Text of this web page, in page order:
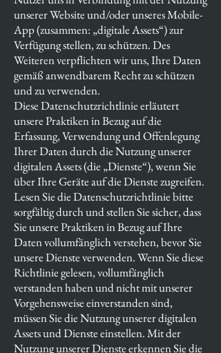
unserer Website und/oder unseres Mobile-
App (zusammen: „digitale Assets“) zur
Verfügung stellen, zu schützen. Des
Weiteren verpflichten wir uns, Ihre Daten
gemäß anwendbarem Recht zu schützen
und zu verwenden.
Diese Datenschutzrichtlinie erläutert
unsere Praktiken in Bezug auf die
Erfassung, Verwendung und Offenlegung
Ihrer Daten durch die Nutzung unserer
digitalen Assets (die „Dienste“), wenn Sie
über Ihre Geräte auf die Dienste zugreifen.
Lesen Sie die Datenschutzrichtlinie bitte
sorgfältig durch und stellen Sie sicher, dass
Sie unsere Praktiken in Bezug auf Ihre
Daten vollumfänglich verstehen, bevor Sie
unsere Dienste verwenden. Wenn Sie diese
Richtlinie gelesen, vollumfänglich
verstanden haben und nicht mit unserer
Vorgehensweise einverstanden sind,
müssen Sie die Nutzung unserer digitalen
Assets und Dienste einstellen. Mit der
Nutzung unserer Dienste erkennen Sie die